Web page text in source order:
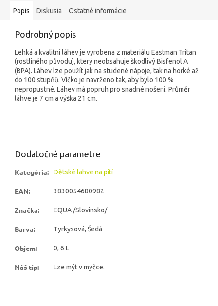
Popis Diskusia Ostatné informácie
Podrobný popis
Lehká a kvalitní láhev je vyrobena z materiálu Eastman Tritan
(rostliného původu), který neobsahuje škodlivý Bisfenol A
(BPA). Láhev lze použít jak na studené nápoje, tak na horké až
do 100 stupňů. Víčko je navrženo tak, aby bylo 100 %
nepropustné. Láhev má popruh pro snadné nošení. Průměr
láhve je 7 cm a výška 21 cm.
Dodatočné parametre
Kategória: Dětské lahve na pití
EAN: 3830054680982
Značka: EQUA /Slovinsko/
Barva: Tyrkysová, Šedá
Objem: 0, 6 L
Náš tip: Lze mýt v myčce.